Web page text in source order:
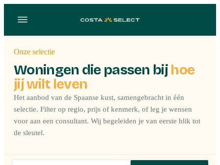
Onze selectie
Woningen die passen bij hoe
jij wilt leven
Het aanbod van de Spaanse kust, samengebracht in één
selectie. Filter op regio, prijs of kenmerk, of leg je wensen
voor aan een consultant. Wij begeleiden je van eerste blik tot
de sleutel.